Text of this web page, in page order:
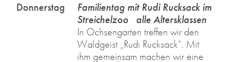
Donnerstag
Familientag mit Rudi Rucksack im
Streichelzoo alle Altersklassen
In Ochsengarten treffen wir den
Waldgeist „Rudi Rucksack“. Mit
ihm gemeinsam machen wir eine